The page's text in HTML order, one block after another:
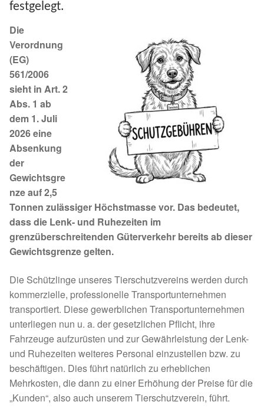
Ihre/Eure Spenden – Januar bis Juni 2026
Spenden 2025
Juli bis Dezember 2025
Januar bis Juni 2025
Spenden 2024
Juli bis Dezember 2024
Januar bis Juni 2024
Spenden 2023
Juli bis Dezember 2023
Januar bis Juni 2023
Spenden 2022
Juli bis Dezember 2022
Fördermitgliedschaft
Tierschutz
Auslandstierschutz
Schutzgebühr
Aktuelles
Unsere Partnertierheime
Über uns
Zusammenarbeit
Formulare
Kontakt & Rechtliches
Facebook
Instagram
festgelegt.
Die
Verordnung
(EG)
561/2006
sieht in Art. 2
Abs. 1 ab
dem 1. Juli
2026 eine
Absenkung
der
Gewichtsgre
nze auf 2,5
Tonnen zulässiger Höchstmasse vor. Das bedeutet,
dass die Lenk- und Ruhezeiten im
grenzüberschreitenden Güterverkehr bereits ab dieser
Gewichtsgrenze gelten.
Die Schützlinge unseres Tierschutzvereins werden durch
kommerzielle, professionelle Transportunternehmen
transportiert. Diese gewerblichen Transportunternehmen
unterliegen nun u. a. der gesetzlichen Pflicht, ihre
Fahrzeuge aufzurüsten und zur Gewährleistung der Lenk-
und Ruhezeiten weiteres Personal einzustellen bzw. zu
beschäftigen. Dies führt natürlich zu erheblichen
Mehrkosten, die dann zu einer Erhöhung der Preise für die
„Kunden“, also auch unserem Tierschutzverein, führt.